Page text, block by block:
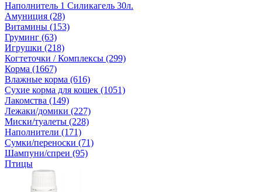
Наполнитель 1 Силикагель 30л.
Амуниция (28)
Витамины (153)
Груминг (63)
Игрушки (218)
Когтеточки / Комплексы (299)
Корма (1667)
Влажные корма (616)
Сухие корма для кошек (1051)
Лакомства (149)
Лежаки/домики (227)
Миски/туалеты (228)
Наполнители (171)
Сумки/переноски (71)
Шампуни/спреи (95)
Птицы